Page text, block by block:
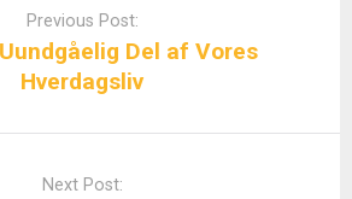
Previous Post:
Del af Vores
Hverdagsliv
Next Post: